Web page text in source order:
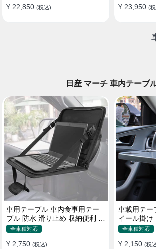
¥ 22,850 (税込)
¥ 23,950 (
日産 マーチ 車内テーブ
車用テーブル 車内食事用テー
ブル 防水 滑り止め 収納便利 多
機能ラップトップバッグ
全車種対応
¥ 2,750 (税込)
車載用テー
イール掛け
たみ式 パソ
全車種対応
¥ 2,150 (税